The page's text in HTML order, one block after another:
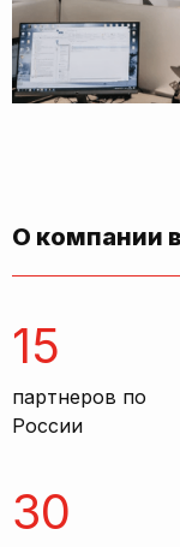
О компании
15
партнеров по
России
30